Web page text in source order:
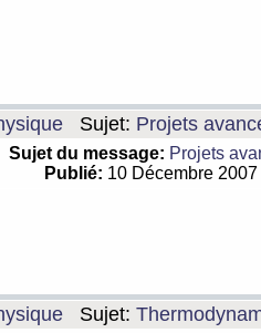
Sujet: Projets
Sujet du message: Projets
Publié: 10 Décembre
Sujet: